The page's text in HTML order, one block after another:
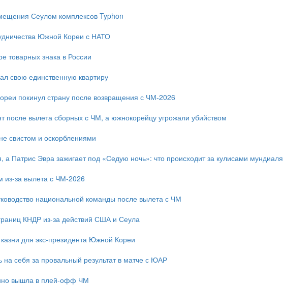
Сеулом комплексов Typhon
Южной Кореи с НАТО
товарных знака в России
свою единственную квартиру
покинул страну после возвращения с ЧМ-2026
после вылета сборных с ЧМ, а южнокорейцу угрожали убийством
свистом и оскорблениями
Патрис Эвра зажигает под «Седую ночь»: что происходит за кулисами мундиаля
из-за вылета с ЧМ-2026
национальной команды после вылета с ЧМ
КНДР из-за действий США и Сеула
для экс-президента Южной Кореи
себя за провальный результат в матче с ЮАР
вышла в плей-офф ЧМ